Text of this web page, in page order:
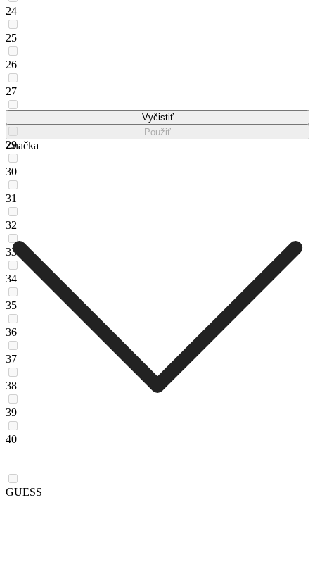
24
25
26
27
29
30
31
32
33
34
35
36
37
38
39
40
Vyčistiť
Použiť
Značka
GUESS